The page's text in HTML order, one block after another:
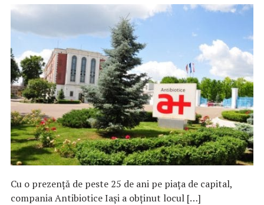
Cu o prezență de peste 25 de ani pe piața de capital,
compania Antibiotice Iași a obținut locul […]